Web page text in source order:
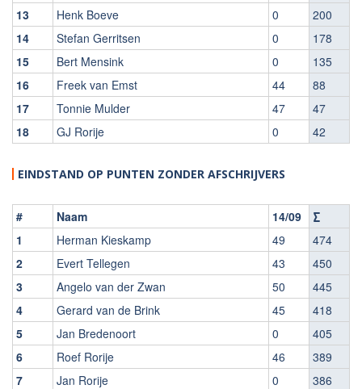
13
Henk Boeve 0
200
14
Stefan Gerritsen 0
178
15
Bert Mensink 0
135
16
Freek van Emst 44
88
17
Tonnie Mulder 47
47
18
GJ Rorije 0 42
EINDSTAND OP PUNTEN ZONDER AFSCHRIJVERS
# Naam 14/09
∑
1
Herman Kieskamp 49
474
2
Evert Tellegen 43
450
3
Angelo van der Zwan 50
445
4
Gerard van de Brink 45
418
5
Jan Bredenoort 0
405
6
Roef Rorije 46
389
7
Jan Rorije 0
386